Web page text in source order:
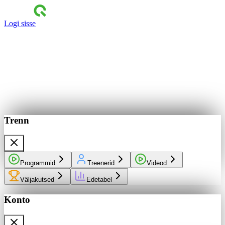
Logi sisse
Trenn
Programmid Treenerid Videod
Väljakutsed Edetabel
Konto